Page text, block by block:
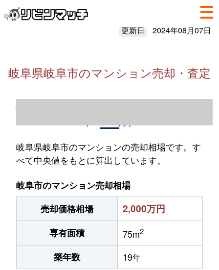
更新日 2024年08月07日
岐阜県岐阜市のマンション売却・査定
岐阜県岐阜市のマンション売却情報（2023
岐阜県岐阜市のマンションの売却相場です。す
べて中央値をもとに算出しています。
岐阜市のマンション売却相場
売却価格相場
2,000万円
専有面積 75m2
築年数 19年